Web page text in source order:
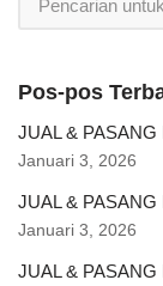
Pos-pos
JUAL & PASANG
Januari 3, 2026
JUAL & PASANG
Januari 3, 2026
JUAL & PASANG